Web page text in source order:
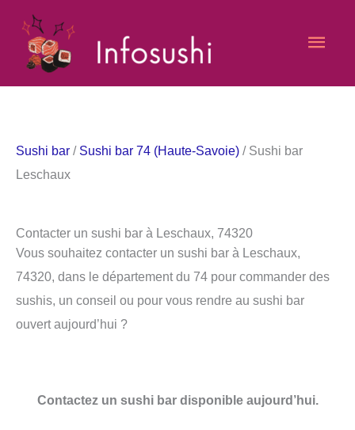
contenu
Sushi bar / Sushi bar 74 (Haute-Savoie) / Sushi bar
Leschaux
Contacter un sushi bar à Leschaux, 74320
Vous souhaitez contacter un sushi bar à Leschaux,
74320, dans le département du 74 pour commander des
sushis, un conseil ou pour vous rendre au sushi bar
ouvert aujourd’hui ?
Contactez un sushi bar disponible aujourd’hui.